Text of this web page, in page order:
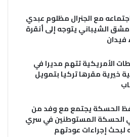
مع الجنرال مظلوم عبدي
الشيباني يتوجه إلى أنقرة
فيدان
الأمريكية تتهم مديرا في
خيرية مقرها تركيا بتمويل
الحسكة يجتمع مع وفد من
الحسكة المستوطنين في سري
لبحث إجراءات عودتهم